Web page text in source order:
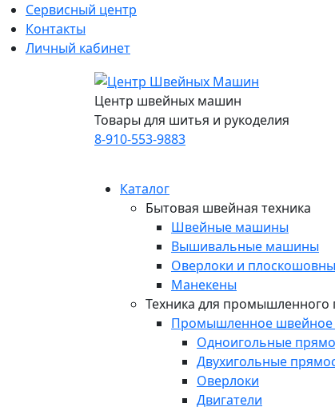
Сервисный центр
Контакты
Личный кабинет
Центр швейных машин
Товары для шитья и рукоделия
8-910-553-9883
Каталог
Бытовая швейная техника
Швейные машины
Вышивальные машины
Оверлоки и
Манекены
Техника для промышленного
Промышленное швейное
Одноигольные
Двухигольные
Оверлоки
Двигатели